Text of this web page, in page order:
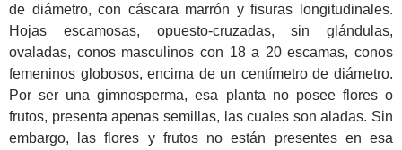
de diámetro, con cáscara marrón y fisuras longitudinales.
Hojas escamosas, opuesto-cruzadas, sin glándulas,
ovaladas, conos masculinos con 18 a 20 escamas, conos
femeninos globosos, encima de un centímetro de diámetro.
Por ser una gimnosperma, esa planta no posee flores o
frutos, presenta apenas semillas, las cuales son aladas. Sin
embargo, las flores y frutos no están presentes en esa